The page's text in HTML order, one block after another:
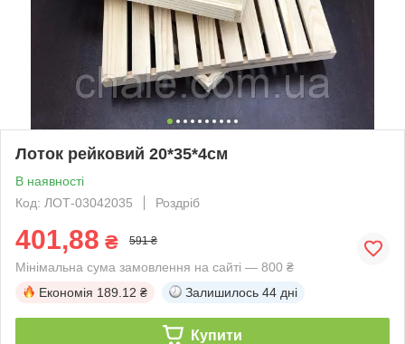
Лоток рейковий 20*35*4см
В наявності
Код: ЛОТ-03042035
Роздріб
401,88 ₴ 591 ₴
Мінімальна сума замовлення на сайті — 800 ₴
Економія 189.12 ₴ Залишилось 44 дні
Купити